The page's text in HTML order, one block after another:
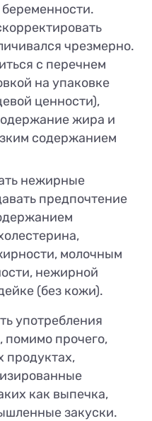
чрезмерно.
с перечнем
на упаковке
ценности),
жира и
содержанием
нежирные
предпочтение
молочным
нежирной
(без кожи).
употребления
прочего,
продуктах,
как выпечка,
закуски.